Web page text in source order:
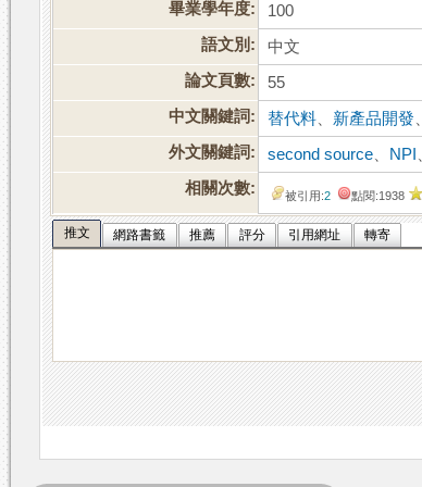
畢業學年度:
100
語文別:
中文
論文頁數:
55
中文關鍵詞:
替代料 新產品開發
外文關鍵詞:
second source NPI
相關次數:
被引用:2 點閱:1938
推文 網路書籤 推薦 評分 引用網址 轉寄